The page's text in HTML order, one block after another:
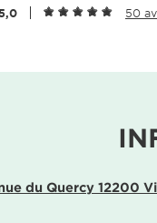
50
du Quercy 12200